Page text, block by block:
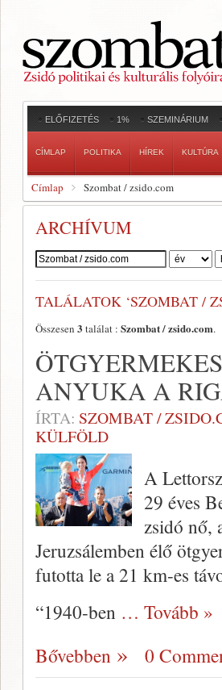
ELŐFIZETÉS 1% SZEMINÁRIUM
CÍMLAP POLITIKA HÍREK KULTÚRA
Címlap Szombat / zsido.com
ARCHÍVUM
Szerző:
TALÁLATOK ‘SZOMBAT /
Összesen 3 találat : Szombat / zsido.com.
ANYUKA A
ÍRTA: SZOMBAT /
KÜLFÖLD
A
29 éves
zsidó nő,
Jeruzsálemben élő
futotta le a 21 km-es
“1940-ben … Tovább »
Bővebben
0